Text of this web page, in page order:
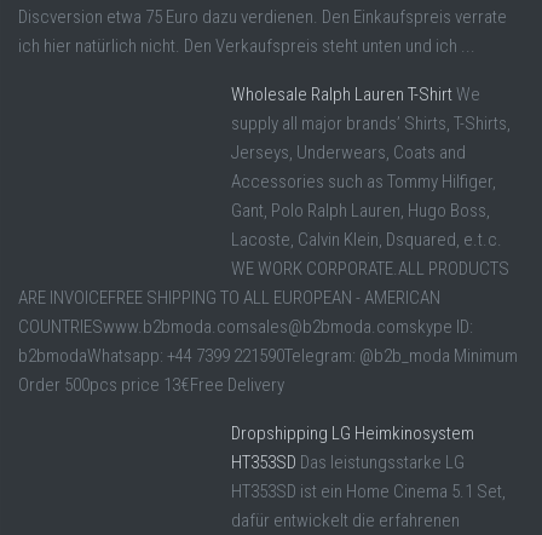
Discversion etwa 75 Euro dazu verdienen. Den Einkaufspreis verrate
ich hier natürlich nicht. Den Verkaufspreis steht unten und ich ...
Wholesale Ralph Lauren T-ShirtWe
supply all major brands’ Shirts, T-Shirts,
Jerseys, Underwears, Coats and
Accessories such as Tommy Hilfiger,
Gant, Polo Ralph Lauren, Hugo Boss,
Lacoste, Calvin Klein, Dsquared, e.t.c.
WE WORK CORPORATE.ALL PRODUCTS
ARE INVOICEFREE SHIPPING TO ALL EUROPEAN - AMERICAN
COUNTRIESwww.b2bmoda.comsales@b2bmoda.comskype ID:
b2bmodaWhatsapp: +44 7399 221590Telegram: @b2b_moda Minimum
Order 500pcs price 13€Free Delivery
Dropshipping LG Heimkinosystem
HT353SD Das leistungsstarke LG
HT353SD ist ein Home Cinema 5.1 Set,
dafür entwickelt die erfahrenen